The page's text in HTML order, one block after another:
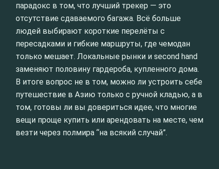
парадокс в том, что лучший трекер — это
отсутствие сдаваемого багажа. Всё больше
людей выбирают короткие перелёты с
пересадками и гибкие маршруты, где чемодан
только мешает. Локальные рынки и second hand
заменяют половину гардероба, купленного дома.
В итоге вопрос не в том, можно ли устроить себе
путешествие в Азию только с ручной кладью, а в
том, готовы ли вы довериться идее, что многие
вещи проще купить или арендовать на месте, чем
везти через полмира “на всякий случай”.